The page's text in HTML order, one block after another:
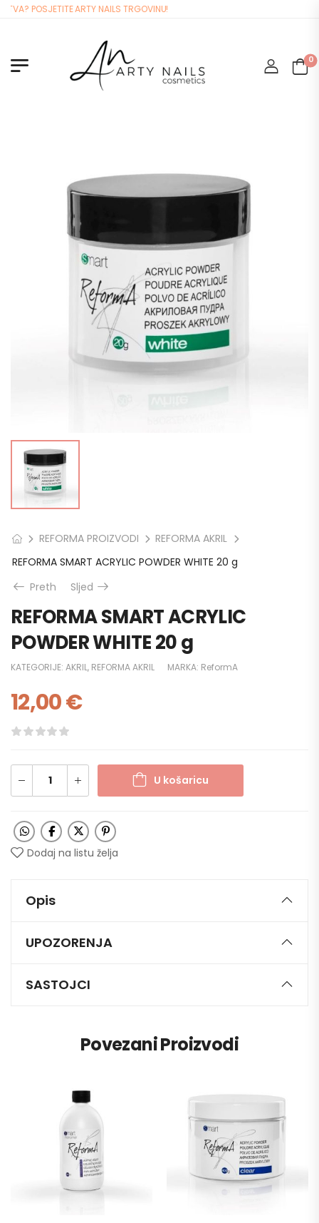
POSJETITE ARTY NAILS TRGOVINU!
0
REFORMA PROIZVODI
REFORMA AKRIL
REFORMA SMART ACRYLIC POWDER WHITE 20 g
Preth
Sljed
REFORMA SMART ACRYLIC
POWDER WHITE 20 g
KATEGORIJE: AKRIL, REFORMA AKRIL MARKA: ReformA
12,00€
U košaricu
Dodaj na listu želja
Opis
UPOZORENJA
SASTOJCI
Povezani Proizvodi